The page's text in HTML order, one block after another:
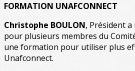
FORMATION UNAFCONNECT
Christophe BOULON, Président
pour plusieurs membres du
une formation pour utiliser plus
Unafconnect.